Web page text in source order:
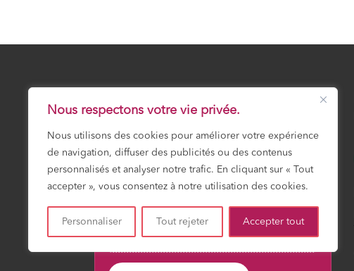
Nous respectons votre vie privée.
Nous utilisons des cookies pour améliorer votre expérience
de navigation, diffuser des publicités ou des contenus
personnalisés et analyser notre trafic. En cliquant sur « Tout
accepter », vous consentez à notre utilisation des cookies.
Personnaliser Tout rejeter Accepter tout
25 Safar 1448 SAMEDI 8 AOÛT 2026
Prochaine prière :Dhuhr
12:01
Shuruk
Dohr
Maghrib
Icha